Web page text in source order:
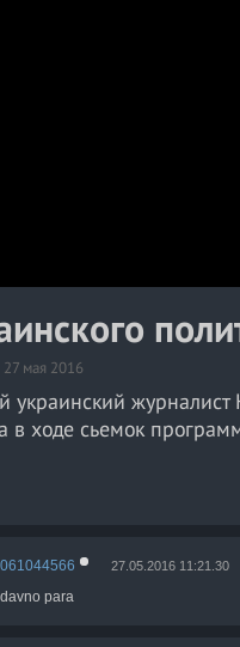
27 мая 2016
украинский журналист
в ходе сьемок
случился во время
которые не
этого Ковтун сказал:
061044566 27.05.2016 11:21.30
davno para